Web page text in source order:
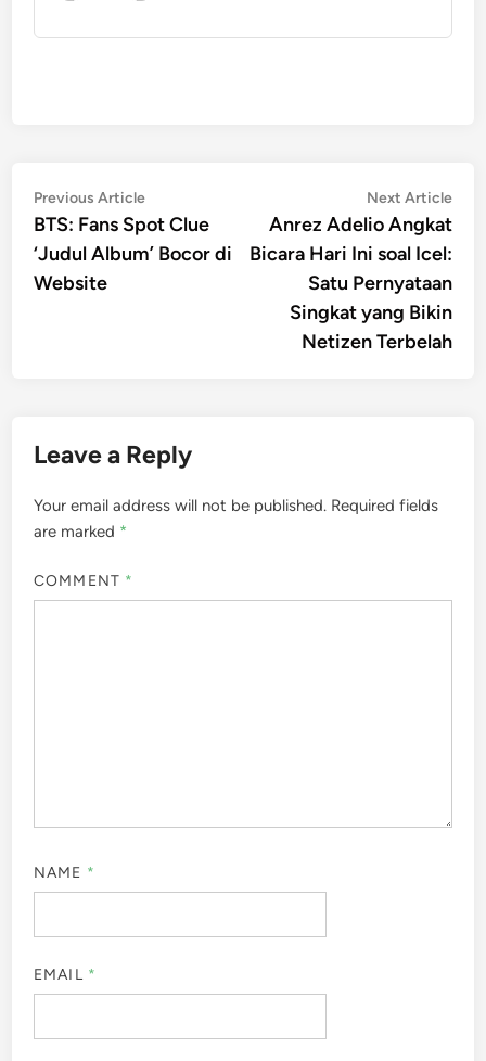
Post
navigation
Previous ArticlePrevious
article:
BTS: Fans Spot Clue
‘Judul Album’ Bocor di
Website
Next Article
Anrez Adelio Angkat
Bicara Hari Ini soal Icel:
Satu Pernyataan
Singkat yang Bikin
Netizen Terbelah
Leave a Reply
Your email address will not be published. Required fields
are marked *
COMMENT *
NAME *
EMAIL *